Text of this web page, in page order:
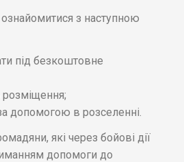
з наступною
під безкоштовне
розміщення;
допомогою в розселенні.
які через бойові дії
допомоги до